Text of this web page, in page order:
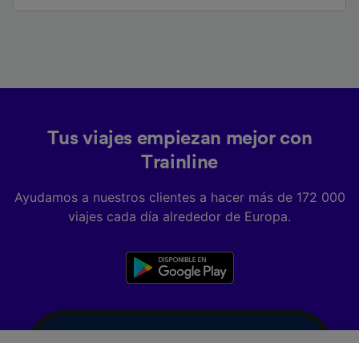
Tus viajes empiezan mejor con
Trainline
Ayudamos a nuestros clientes a hacer más de 172 000
viajes cada día alrededor de Europa.